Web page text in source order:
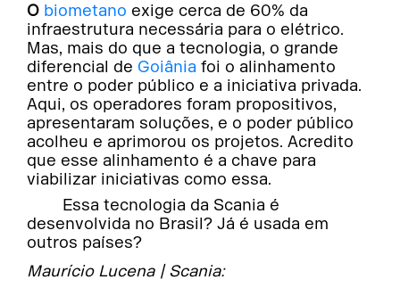
biometano exige cerca de 60% da
infraestrutura necessária para o elétrico.
Mas, mais do que a tecnologia, o grande
diferencial de Goiânia foi o alinhamento
entre o poder público e a iniciativa privada.
Aqui, os operadores foram propositivos,
apresentaram soluções, e o poder público
acolheu e aprimorou os projetos. Acredito
que esse alinhamento é a chave para
viabilizar iniciativas como essa.
Essa tecnologia da Scania é
desenvolvida no Brasil? Já é usada em
outros países?
Maurício Lucena | Scania: